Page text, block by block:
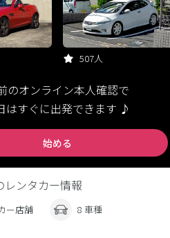
507人
のオンライン本人確認で
はすぐに出発できます ♪
始める
レンタカー情報
ー店舗 8 車種